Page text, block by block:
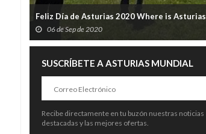
Feliz Día de Asturias 2020 Where is Asturias
06 de Sep de 2020
SUSCRÍBETE A ASTURIAS MUNDIAL
Recibe directamente en tu buzón nuestras noticias
destacadas y las mejores ofertas.